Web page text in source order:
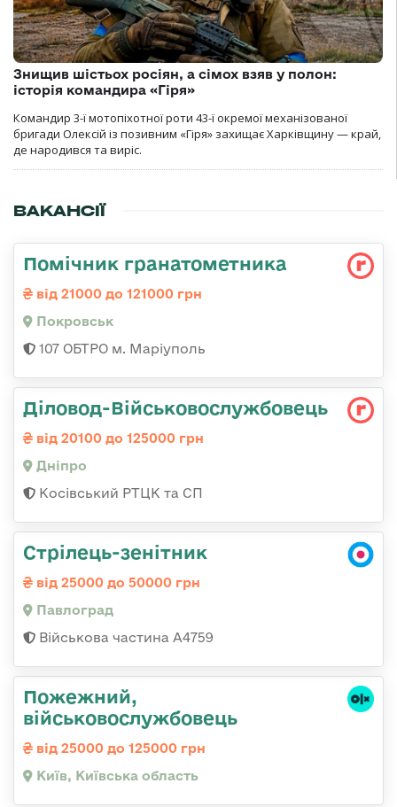
Знищив шістьох росіян, а сімох взяв у полон:
історія командира «Гіря»
Командир 3-ї мотопіхотної роти 43-ї окремої механізованої
бригади Олексій із позивним «Гіря» захищає Харківщину — край,
де народився та виріс.
ВАКАНСІЇ
Помічник гранатометника
від 21000 до 121000 грн
Покровськ
107 ОБТРО м. Маріуполь
Діловод-Військовослужбовець
від 20100 до 125000 грн
Дніпро
Косівський РТЦК та СП
Стрілець-зенітник
від 25000 до 50000 грн
Павлоград
Військова частина А4759
Пожежний,
військовослужбовець
від 25000 до 125000 грн
Київ, Київська область